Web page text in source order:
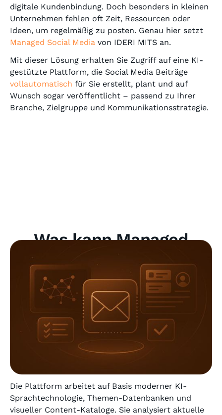
digitale Kundenbindung. Doch besonders in kleinen
Unternehmen fehlen oft Zeit, Ressourcen oder
Ideen, um regelmäßig zu posten. Genau hier setzt
Managed Social Media von IDERI MITS an.
Mit dieser Lösung erhalten Sie Zugriff auf eine KI-
gestützte Plattform, die Social Media Beiträge
vollautomatisch für Sie erstellt, plant und auf
Wunsch sogar veröffentlicht – passend zu Ihrer
Branche, Zielgruppe und Kommunikationsstrategie.
Was kann Managed
Die Plattform arbeitet auf Basis moderner KI-
Sprachtechnologie, Themen-Datenbanken und
visueller Content-Kataloge. Sie analysiert aktuelle